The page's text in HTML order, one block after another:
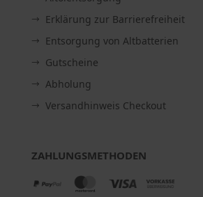
Erklärung zur Barrierefreiheit
Entsorgung von Altbatterien
Gutscheine
Abholung
Versandhinweis Checkout
ZAHLUNGSMETHODEN